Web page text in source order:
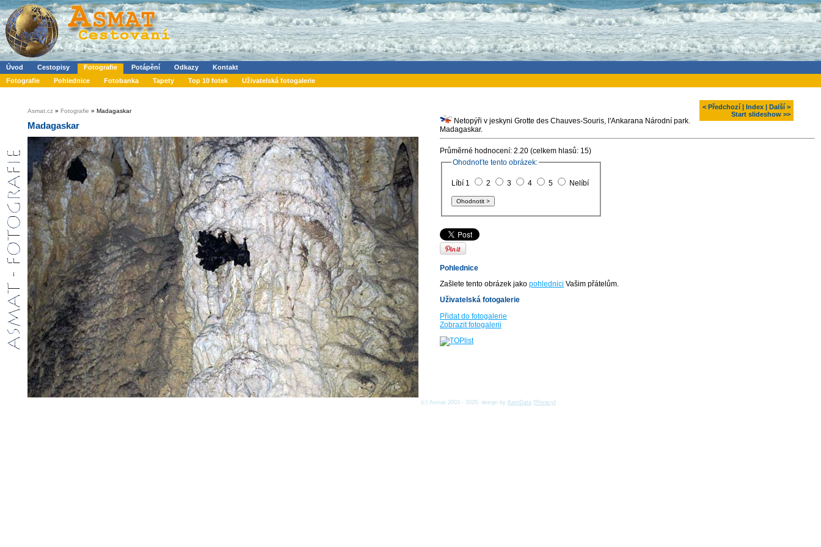
Úvod Cestopisy Fotografie Potápění Odkazy
Kontakt
Fotografie
Pohlednice Fotobanka Tapety Top 10 fotek Uživatelská fotogalerie
< Předchozí Index
Další >
Start slideshow >>
Asmat.cz » Fotografie » Madagaskar
Madagaskar
Netopýři v jeskyni Grotte des Chauves-Souris, l'Ankarana Národní park.
Madagaskar.
Průměrné hodnocení: 2.20 (celkem hlasů: 15)
Ohodnoťte tento obrázek:
Líbí 1 2 3 4 5 Nelíbí
Pohlednice
Zašlete tento obrázek jako pohlednici Vašim přátelům.
Uživatelská fotogalerie
Přidat do fotogalerie
Zobrazit fotogalerii
(c) Asmat 2003 - 2026, design by KamData Privacy]